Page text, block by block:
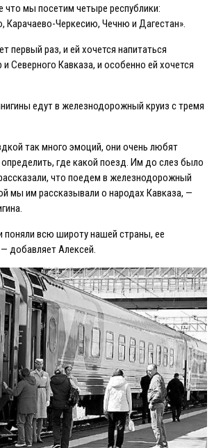
что мы посетим четыре республики:
Карачаево-Черкесию, Чечню и Дагестан».
первый раз, и ей хочется напитаться
и Северного Кавказа, и особенно ей хочется
едут в железнодорожный круиз с тремя
так много эмоций, они очень любят
где какой поезд. Им до слез было
что поедем в железнодорожный
мы им рассказывали о народах Кавказа, —
поняли всю широту нашей страны, ее
добавляет Алексей.